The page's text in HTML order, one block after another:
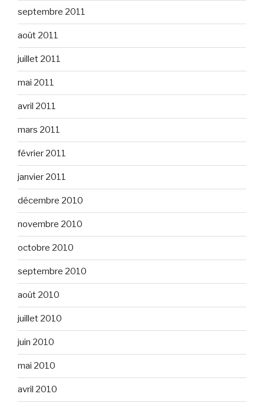
septembre 2011
août 2011
juillet 2011
mai 2011
avril 2011
mars 2011
février 2011
janvier 2011
décembre 2010
novembre 2010
octobre 2010
septembre 2010
août 2010
juillet 2010
juin 2010
mai 2010
avril 2010